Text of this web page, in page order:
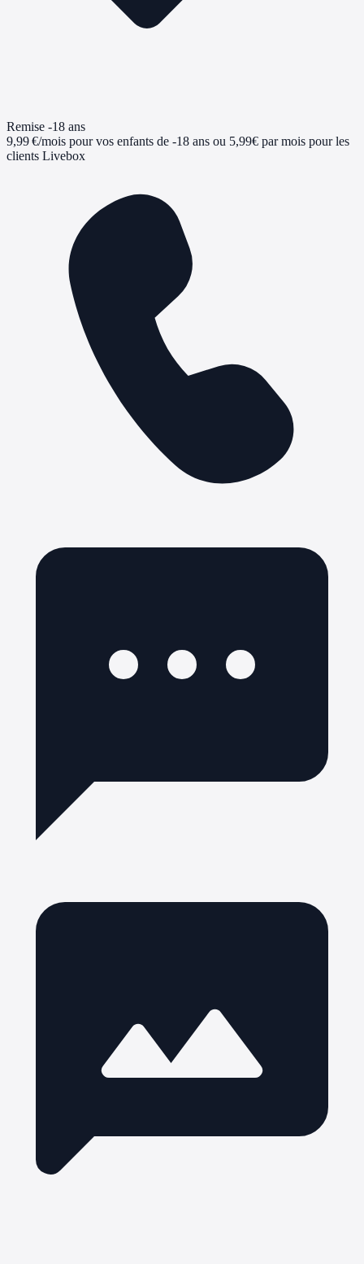
Remise -18 ans
9,99 €/mois pour vos enfants de -18 ans ou 5,99€ par mois pour les
clients Livebox